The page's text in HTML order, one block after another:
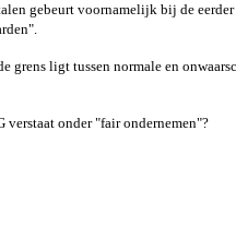
gebeurt voornamelijk bij de eerder
grens ligt tussen normale en
onder "fair ondernemen"?